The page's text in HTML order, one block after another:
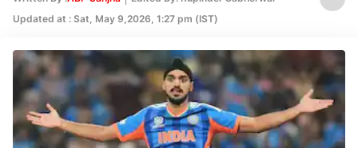
Updated at : Sat, May 9,2026, 1:27 pm (IST)